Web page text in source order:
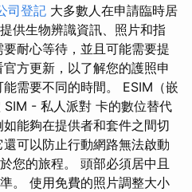
司登記 大多數人在申請臨時居
供生物辨識資訊、照片和指
耐心等待，並且可能需要提
方更新，以了解您的護照申
需要不同的時間。 ESIM（嵌
SIM - 私人派對 卡的數位替代
能夠在提供者和套件之間切
可以防止行動網路無法啟動
您的旅程。 頭部必須居中且
。 使用免費的照片調整大小